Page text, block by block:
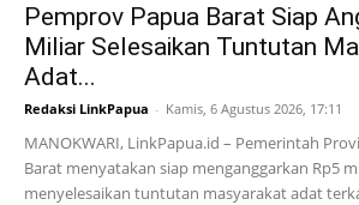
Pemprov Papua Barat Siap
Miliar Selesaikan Tuntutan
Adat...
Redaksi LinkPapua - Kamis, 6 Agustus 2026, 17:11
MANOKWARI, LinkPapua.id – Pemerintah
Barat menyatakan siap menganggarkan Rp5
menyelesaikan tuntutan masyarakat adat